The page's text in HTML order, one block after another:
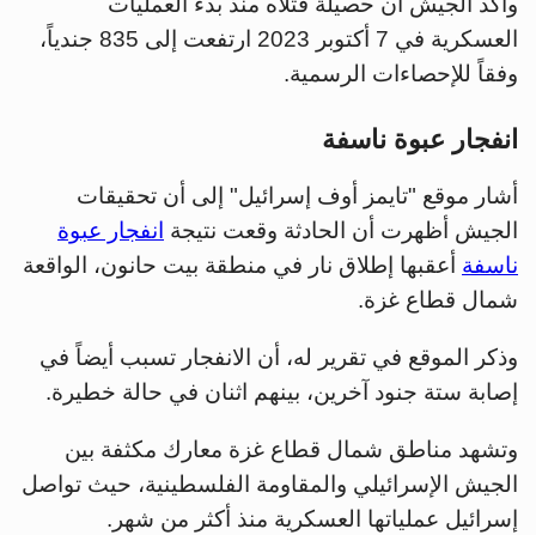
العسكرية في 7 أكتوبر 2023 ارتفعت إلى 835 جندياً،
وفقاً للإحصاءات الرسمية.
انفجار عبوة ناسفة
أشار موقع "تايمز أوف إسرائيل" إلى أن تحقيقات
الجيش أظهرت أن الحادثة وقعت نتيجة انفجار عبوة
ناسفة أعقبها إطلاق نار في منطقة بيت حانون، الواقعة
شمال قطاع غزة.
وذكر الموقع في تقرير له، أن الانفجار تسبب أيضاً في
إصابة ستة جنود آخرين، بينهم اثنان في حالة خطيرة.
وتشهد مناطق شمال قطاع غزة معارك مكثفة بين
الجيش الإسرائيلي والمقاومة الفلسطينية، حيث تواصل
إسرائيل عملياتها العسكرية منذ أكثر من شهر.